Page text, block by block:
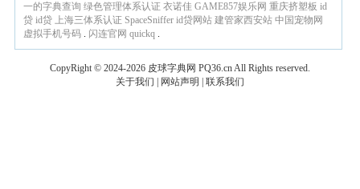
一的字典查询 绿色管理体系认证 衣诺佳 GAME857娱乐网 重庆挤塑板 id
贷 id贷 上海三体系认证 SpaceSniffer id贷网站 建管家西安站 中国宠物网
虚拟手机号码 . 闪连官网 quickq .
CopyRight © 2024-2026 皮球字典网 PQ36.cnAll Rights reserved.
关于我们
网站声明 联系我们